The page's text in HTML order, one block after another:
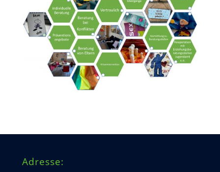
Adresse: